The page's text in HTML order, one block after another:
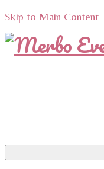
Skip to Main Content